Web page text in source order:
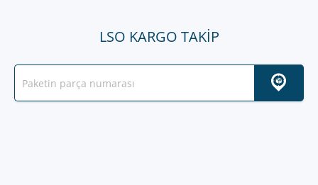
LSO KARGO TAKIP